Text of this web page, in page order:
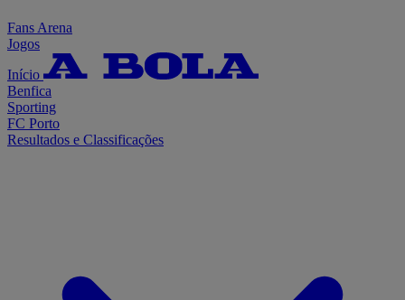
Fans Arena
Jogos
Início
Benfica
Sporting
FC Porto
Resultados e Classificações